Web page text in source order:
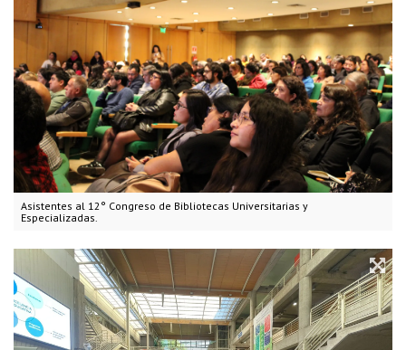
Asistentes al 12° Congreso de Bibliotecas Universitarias y
Especializadas.